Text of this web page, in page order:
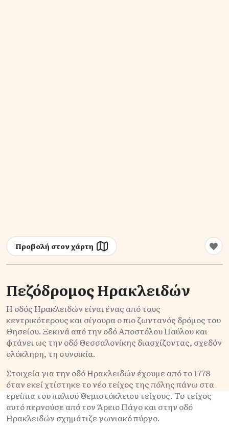
Προβολή στον χάρτη
Πεζόδρομος Ηρακλειδών
Η οδός Ηρακλειδών είναι ένας από τους
κεντρικότερους και σίγουρα ο πιο ζωντανός δρόμος του
Θησείου. Ξεκινά από την οδό Αποστόλου Παύλου και
φτάνει ως την οδό Θεσσαλονίκης διασχίζοντας, σχεδόν
ολόκληρη, τη συνοικία.
Στοιχεία για την οδό Ηρακλειδών έχουμε από το 1778
όταν εκεί χτίστηκε το νέο τείχος της πόλης πάνω στα
ερείπια του παλιού Θεμιστόκλειου τείχους. Το τείχος
αυτό περνούσε από τον Άρειο Πάγο και στην οδό
Ηρακλειδών σχημάτιζε γωνιακό πύργο.